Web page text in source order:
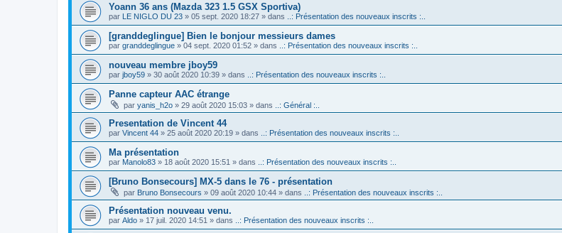
Yoann 36 ans (Mazda 323 1.5 GSX Sportiva)
par LE NIGLO DU 23 » 05 sept. 2020 18:27 » dans ..: Présentation des nouveaux inscrits :..
[granddeglingue] Bien le bonjour messieurs dames
par granddeglingue » 04 sept. 2020 01:52 » dans ..: Présentation des nouveaux inscrits :..
nouveau membre jboy59
par jboy59 » 30 août 2020 10:39 » dans ..: Présentation des nouveaux inscrits :..
Panne capteur AAC étrange
par yanis_h2o » 29 août 2020 15:03 » dans ..: Général :..
Presentation de Vincent 44
par Vincent 44 » 25 août 2020 20:19 » dans ..: Présentation des nouveaux inscrits :..
Ma présentation
par Manolo83 » 18 août 2020 15:51 » dans ..: Présentation des nouveaux inscrits :..
[Bruno Bonsecours] MX-5 dans le 76 - présentation
par Bruno Bonsecours » 09 août 2020 10:44 » dans ..: Présentation des nouveaux inscrits :..
Présentation nouveau venu.
par Aldo » 17 juil. 2020 14:51 » dans ..: Présentation des nouveaux inscrits :..